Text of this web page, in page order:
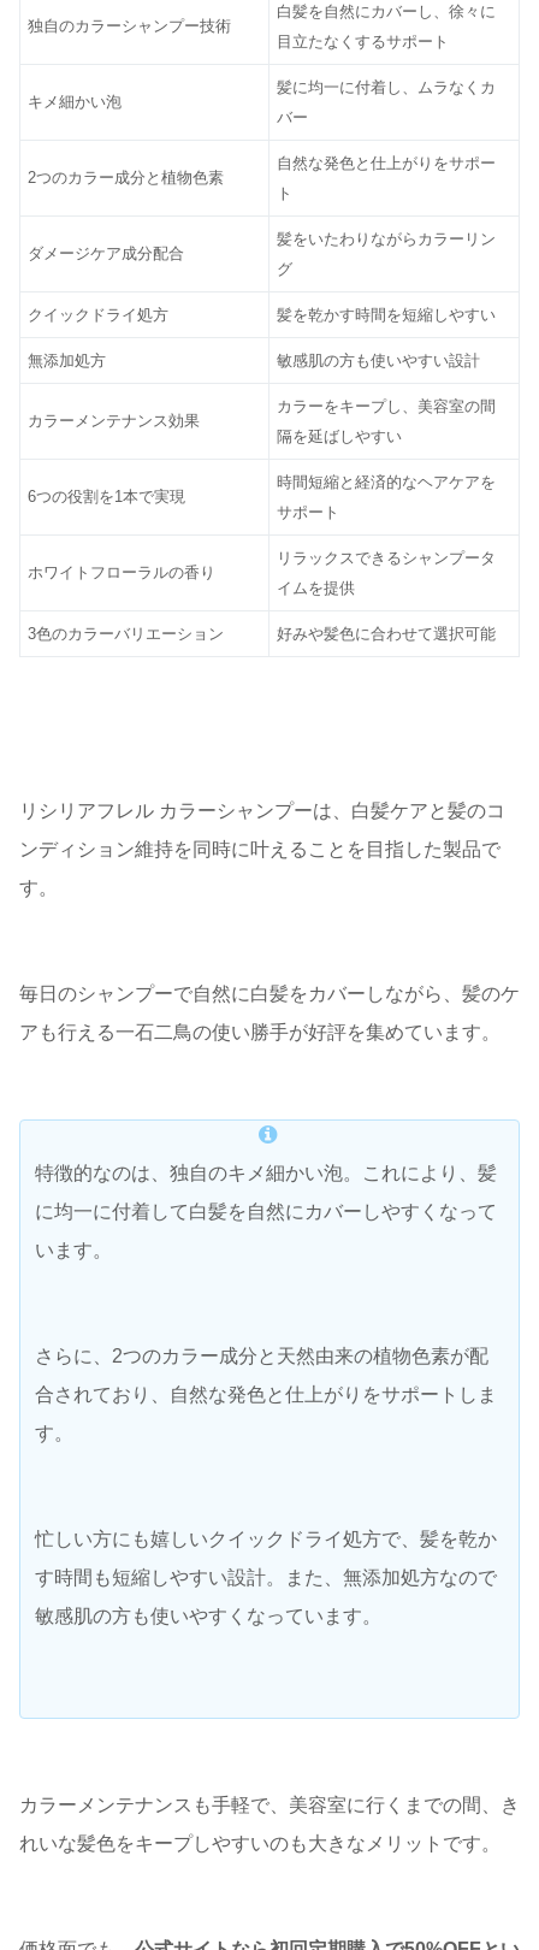
独自のカラーシャンプー技術
白髪を自然にカバーし、徐々に
目立たなくするサポート
キメ細かい泡
髪に均一に付着し、ムラなくカ
バー
2つのカラー成分と植物色素
自然な発色と仕上がりをサポー
ト
ダメージケア成分配合
髪をいたわりながらカラーリン
グ
クイックドライ処方 髪を乾かす時間を短縮しやすい
無添加処方 敏感肌の方も使いやすい設計
カラーメンテナンス効果
カラーをキープし、美容室の間
隔を延ばしやすい
6つの役割を1本で実現
時間短縮と経済的なヘアケアを
サポート
ホワイトフローラルの香り
リラックスできるシャンプータ
イムを提供
3色のカラーバリエーション 好みや髪色に合わせて選択可能
リシリアフレル カラーシャンプーは、白髪ケアと髪のコ
ンディション維持を同時に叶えることを目指した製品で
す。
毎日のシャンプーで自然に白髪をカバーしながら、髪のケ
アも行える一石二鳥の使い勝手が好評を集めています。
特徴的なのは、独自のキメ細かい泡。これにより、髪
に均一に付着して白髪を自然にカバーしやすくなって
います。
さらに、2つのカラー成分と天然由来の植物色素が配
合されており、自然な発色と仕上がりをサポートしま
す。
忙しい方にも嬉しいクイックドライ処方で、髪を乾か
す時間も短縮しやすい設計。また、無添加処方なので
敏感肌の方も使いやすくなっています。
カラーメンテナンスも手軽で、美容室に行くまでの間、き
れいな髪色をキープしやすいのも大きなメリットです。